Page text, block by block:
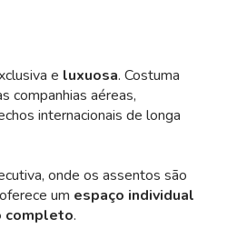
e luxuosa. Costuma
companhias aéreas,
internacionais de longa
onde os assentos são
um espaço individual
completo.